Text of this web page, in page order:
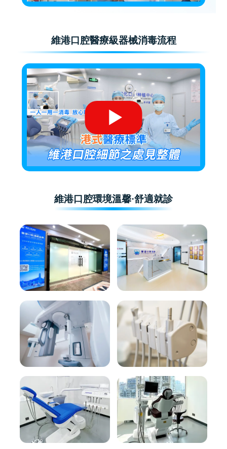
維港口腔醫療級器械消毒流程
維港口腔環境溫馨·舒適就診